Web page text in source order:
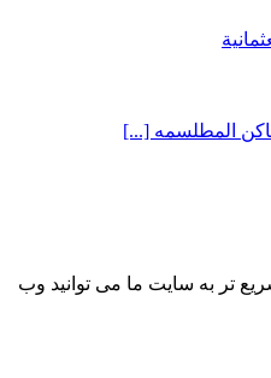
المطلسمه [...]
تر به سایت ما می توانید وب